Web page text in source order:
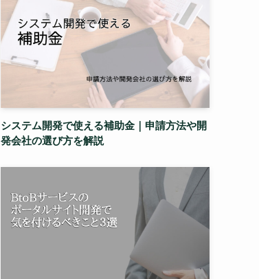
システム開発で使える補助金｜申請方法や開
発会社の選び方を解説